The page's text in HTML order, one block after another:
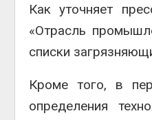
Как уточняет
«Отрасль
списки
Кроме того, в
определения